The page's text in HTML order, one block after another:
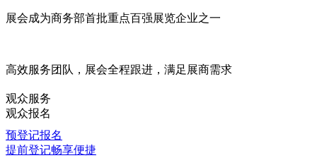
展会成为商务部首批重点百强展览企业之一
高效服务团队，展会全程跟进，满足展商需求
观众服务
观众报名
预登记报名
提前登记畅享便捷